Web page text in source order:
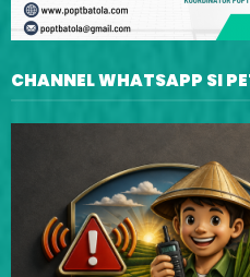
CHANNEL WHATSAPP SI